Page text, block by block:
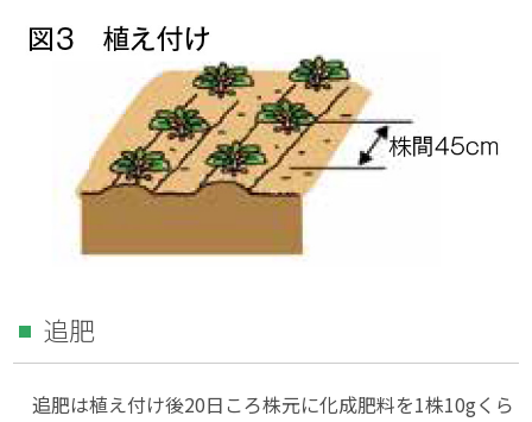
追肥
追肥は植え付け後20日ころ株元に化成肥料を1株10gくら